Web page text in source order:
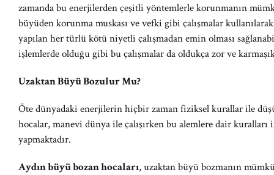
zamanda bu enerjilerden çeşitli yöntemlerle korunmanın
büyüden korunma muskası ve vefki gibi çalışmalar
yapılan her türlü kötü niyetli çalışmadan emin olması
işlemlerde olduğu gibi bu çalışmalar da oldukça zor ve
Uzaktan Büyü Bozulur Mu?
Öte dünyadaki enerjilerin hiçbir zaman fiziksel kurallar ile
hocalar, manevi dünya ile çalışırken bu alemlere dair kuralları
yapmaktadır.
Aydın büyü bozan hocaları, uzaktan büyü bozmanın